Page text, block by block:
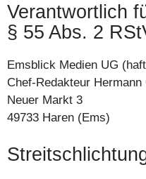
Verantwortlich
§ 55 Abs. 2
Emsblick Medien UG
Chef-Redakteur Hermann
Neuer Markt 3
49733 Haren (Ems)